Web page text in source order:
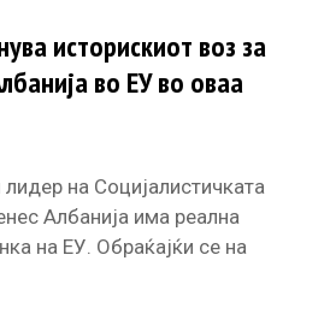
историскиот воз за
во ЕУ во оваа
на Социјалистичката
Албанија има реална
на ЕУ. Обраќајќи се на